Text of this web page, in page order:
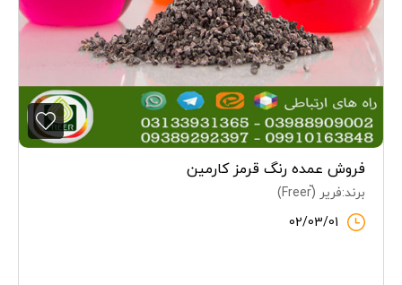
فروش عمده رنگ قرمز کارمین
برند:فریر (ّFreer)
02/03/01